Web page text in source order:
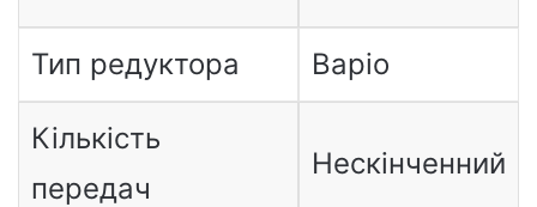
Тип редуктора Варіо
Кількість
передач
Нескінченний